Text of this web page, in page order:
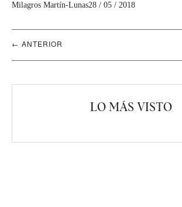
Milagros Martín-Lunas28 / 05 / 2018
Navegación
artículos
← ANTERIOR
LO MÁS VISTO